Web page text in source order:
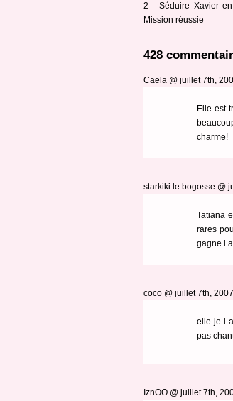
2 - Séduire Xavier
Mission réussie
428
Caela @ juillet 7th,
Elle est
charme!
starkiki le bogosse @
Tatiana
rares
gagne l
coco @ juillet 7th, 2007
elle je l
pas
IznOO @ juillet 7th,